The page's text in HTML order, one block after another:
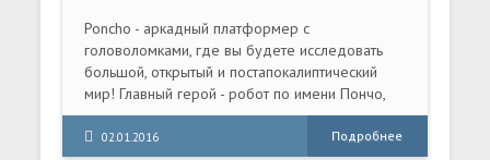
Poncho - аркадный платформер с
головоломками, где вы будете исследовать
большой, открытый и постапокалиптический
мир! Главный герой - робот по имени Пончо,
который ищет своего создателя. Особенностью
игры является возможность переключения
02.01.2016 Подробнее